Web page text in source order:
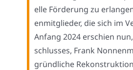
el­le För­de­rung zu
en­mit­glie­der, die sich im
Anfang 2024 erschien
schlus­ses, Frank
gründ­li­che